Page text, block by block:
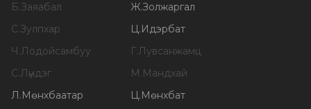
Б.Заяабал Ж.Золжаргал
С.Зулпхар Ц. Идэрбат
Ч .Лодойсамбуу Г.Лувсанжамц
С.Лүндэг М . Мандхай
Л . Мөнхбаатар Ц. Мөнхбат